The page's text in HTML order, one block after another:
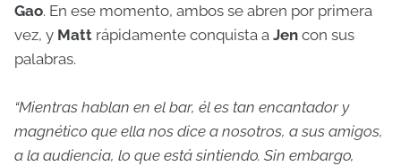
Gao. En ese momento, ambos se abren por primera
vez, y Matt rápidamente conquista a Jen con sus
palabras.
“Mientras hablan en el bar, él es tan encantador y
magnético que ella nos dice a nosotros, a sus amigos,
a la audiencia, lo que está sintiendo. Sin embargo,